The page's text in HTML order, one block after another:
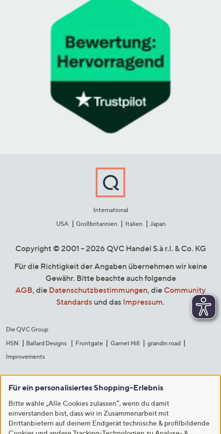
International
USA
Großbritannien Italien Japan
Copyright © 2001 - 2026 QVC Handel S.à r.l. & Co. KG
Für die Richtigkeit der Angaben übernehmen wir keine
Gewähr. Bitte beachte auch folgende
AGB, die Datenschutzbestimmungen, die Community
Standards und das Impressum.
Die QVC Group
HSN
Ballard Designs Frontgate Garnet Hill
grandin road
Improvements
Für ein personalisiertes Shopping-Erlebnis
Bitte wähle „Alle Cookies zulassen“, wenn du damit
einverstanden bist, dass wir in Zusammenarbeit mit
Drittanbietern auf deinem Endgerät technische & profilbildende